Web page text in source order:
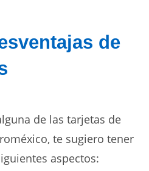
de
de las tarjetas de
te sugiero tener
aspectos: